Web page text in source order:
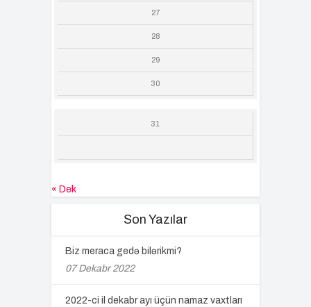
27
28
29
30
31
« Dek
Son Yazılar
Biz meraca gedə bilərikmi?
07 Dekabr 2022
2022-ci il dekabr ayı üçün namaz vaxtları